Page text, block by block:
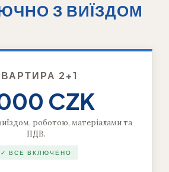
З ВИЇЗДОМ
2+1
CZK
роботою, матеріалами та
ПДВ.
✓ ВСЕ ВКЛЮЧЕНО